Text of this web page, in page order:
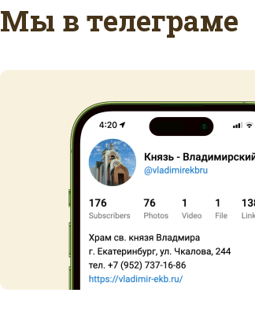
Мы в телеграме